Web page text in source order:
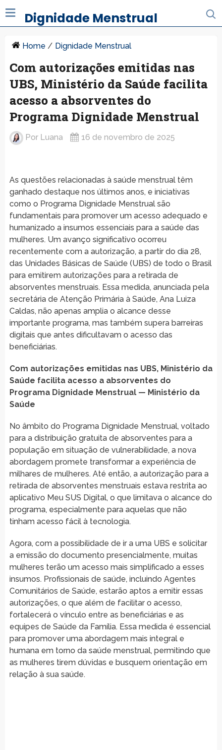
Dignidade Menstrual
Home / Dignidade Menstrual
Com autorizações emitidas nas
UBS, Ministério da Saúde facilita
acesso a absorventes do
Programa Dignidade Menstrual
Por Luana 16 de novembro de 2025
As questões relacionadas à saúde menstrual têm
ganhado destaque nos últimos anos, e iniciativas
como o Programa Dignidade Menstrual são
fundamentais para promover um acesso adequado e
humanizado a insumos essenciais para a saúde das
mulheres. Um avanço significativo ocorreu
recentemente com a autorização, a partir do dia 28,
das Unidades Básicas de Saúde (UBS) de todo o Brasil
para emitirem autorizações para a retirada de
absorventes menstruais. Essa medida, anunciada pela
secretária de Atenção Primária à Saúde, Ana Luiza
Caldas, não apenas amplia o alcance desse
importante programa, mas também supera barreiras
digitais que antes dificultavam o acesso das
beneficiárias.
Com autorizações emitidas nas UBS, Ministério da
Saúde facilita acesso a absorventes do
Programa Dignidade Menstrual — Ministério da
Saúde
No âmbito do Programa Dignidade Menstrual, voltado
para a distribuição gratuita de absorventes para a
população em situação de vulnerabilidade, a nova
abordagem promete transformar a experiência de
milhares de mulheres. Até então, a autorização para a
retirada de absorventes menstruais estava restrita ao
aplicativo Meu SUS Digital, o que limitava o alcance do
programa, especialmente para aquelas que não
tinham acesso fácil à tecnologia.
Agora, com a possibilidade de ir a uma UBS e solicitar
a emissão do documento presencialmente, muitas
mulheres terão um acesso mais simplificado a esses
insumos. Profissionais de saúde, incluindo Agentes
Comunitários de Saúde, estarão aptos a emitir essas
autorizações, o que além de facilitar o acesso,
fortalecerá o vínculo entre as beneficiárias e as
equipes de Saúde da Família. Essa medida é essencial
para promover uma abordagem mais integral e
humana em torno da saúde menstrual, permitindo que
as mulheres tirem dúvidas e busquem orientação em
relação à sua saúde.